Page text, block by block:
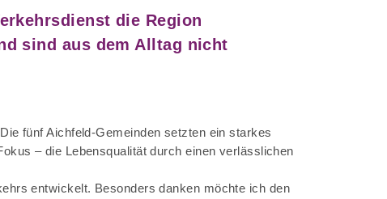
die Region
sind aus dem Alltag nicht
fünf Aichfeld-Gemeinden setzten ein starkes
– die Lebensqualität durch einen verlässlichen
entwickelt. Besonders danken möchte ich den